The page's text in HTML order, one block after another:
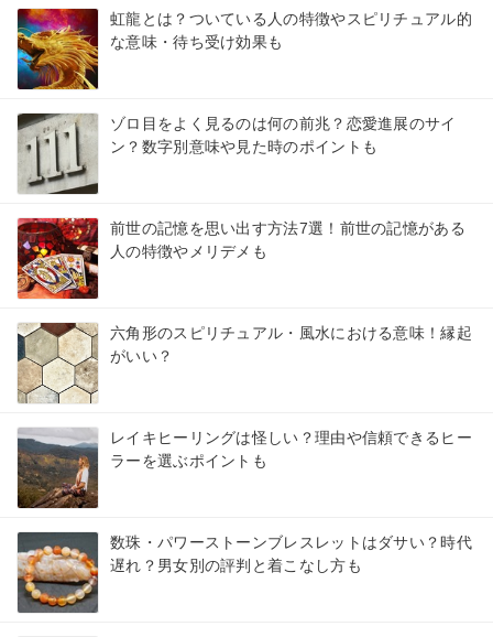
虹龍とは？ついている人の特徴やスピリチュアル的
な意味・待ち受け効果も
ゾロ目をよく見るのは何の前兆？恋愛進展のサイ
ン？数字別意味や見た時のポイントも
前世の記憶を思い出す方法7選！前世の記憶がある
人の特徴やメリデメも
六角形のスピリチュアル・風水における意味！縁起
がいい？
レイキヒーリングは怪しい？理由や信頼できるヒー
ラーを選ぶポイントも
数珠・パワーストーンブレスレットはダサい？時代
遅れ？男女別の評判と着こなし方も